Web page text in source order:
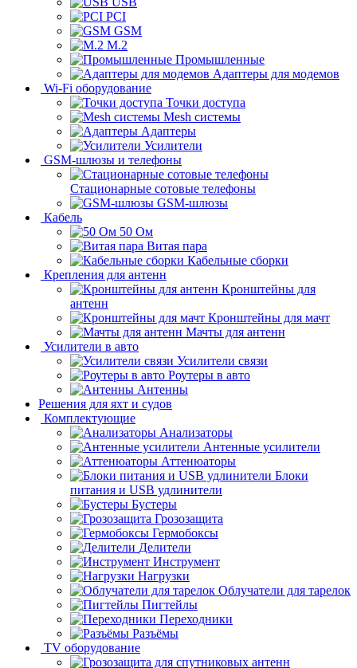
PCI
GSM
M.2
Промышленные
Адаптеры для модемов
Wi-Fi оборудование
Точки доступа
Mesh системы
Адаптеры
Усилители
GSM-шлюзы и телефоны
Стационарные сотовые телефоны
GSM-шлюзы
Кабель
50 Ом
Витая пара
Кабельные сборки
Крепления для антенн
Кронштейны для
антенн
Кронштейны для мачт
Мачты для антенн
Усилители в авто
Усилители связи
Роутеры в авто
Антенны
Решения для яхт и судов
Комплектующие
Анализаторы
Антенные усилители
Аттенюаторы
Блоки
питания и USB удлинители
Бустеры
Грозозащита
Гермобоксы
Делители
Инструмент
Нагрузки
Облучатели для тарелок
Пигтейлы
Переходники
Разъёмы
TV оборудование